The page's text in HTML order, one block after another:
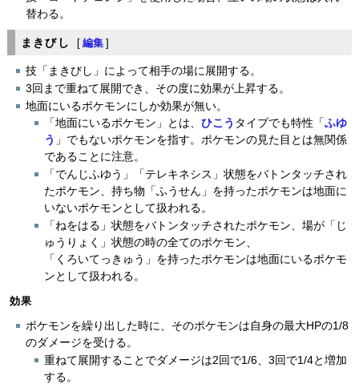
替わる。
まきびし [ 編集 ]
技「まきびし」によって相手の場に展開する。
3回まで重ねて展開でき、その度に効果が上昇する。
地面にいるポケモンにしか効果が無い。
「地面にいるポケモン」とは、ひこう タイプでも特性「ふゆ
う 」でもないポケモンを指す。ポケモンの見た目とは無関係
であることに注意。
「でんじふゆう」「テレキネシス」状態をバトンタッチされ
たポケモン、持ち物「ふうせん」を持ったポケモンは地面に
いないポケモンとして扱われる。
「ねをはる」状態をバトンタッチされたポケモン、場が「じ
ゅうりょく」状態の時の全てのポケモン、
「くろいてっきゅう」を持ったポケモンは地面にいるポケモ
ンとして扱われる。
効果
ポケモンを繰り出した時に、そのポケモンは自身の最大HPの1/8
のダメージを受ける。
重ねて展開することでダメージは2回で1/6、3回で1/4と増加
する。